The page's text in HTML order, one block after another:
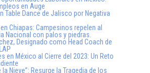
en Auge
Table Dance de Jalisco por Negativa
Chiapas: Campesinos repelen al
Nacional con palos y piedras.
Designado como Head Coach de
en México al Cierre del 2023: Un Reto
la Nieve”: Resurge la Tragedia de los